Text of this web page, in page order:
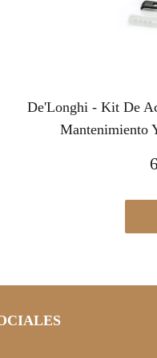
De'Longhi - Kit De
Mantenimiento